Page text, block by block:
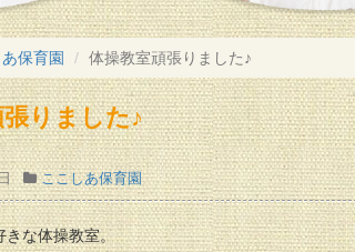
保育園 体操教室頑張りました♪
りました♪
ここしあ保育園
きな体操教室。